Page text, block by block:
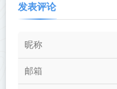
发表评论